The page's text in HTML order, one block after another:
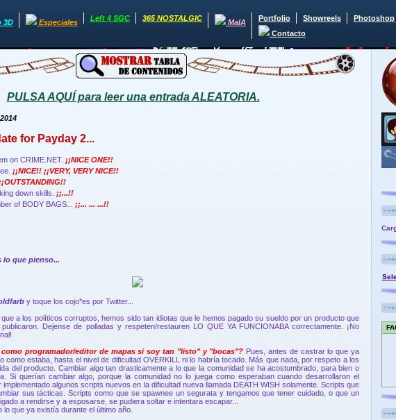
3D Especiales Left 4 SGC 365 NOSTALGIC MaIA Portfolio Showreels Photoshop
Contacto
PULSA AQUÍ para leer una entrada ALEATORIA.
for Payday 2...
on CRIME.NET. ¡¡NICE ONE!!
¡¡NICE!! ¡¡VERY, VERY NICE!!
down skills. ¡¡...!!
of BODY BAGS... ¡¡... ... ...!!
lo que pienso...
y toque los cojo*es por Twitter...
a los políticos corruptos, hemos sido tan idiotas que le hemos pagado su sueldo por un producto que
Dejense de polladas y respeten/restauren LO QUE YA FUNCIONABA correctamente. ¡No
programador/editor de mapas si soy tan "listo" y "bocas"? Pues, antes de castrar lo que ya
como estaba, hasta el nivel de dificultad OVERKILL ni lo habría tocado. Más que nada, por respeto a los
del producto. Cambiar algo tan drasticamente a lo que la comunidad se ha acostumbrado, para bien o
Si querían cambiar algo, porque la comunidad no lo juega como esperaban cuando desarrollaron el
algunos scripts nuevos en la dificultad nueva llamada DEATH WISH solamente. Scripts que
sus tácticas. Scripts como que se spawnee un segurata y tengamos que tener cuidado, o que un
a rendirse y a esposarse, se pudiera soltar e intentara escapar...
lo que ya existía durante el último año.